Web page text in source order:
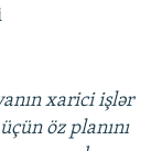
xarici işlər
öz planını